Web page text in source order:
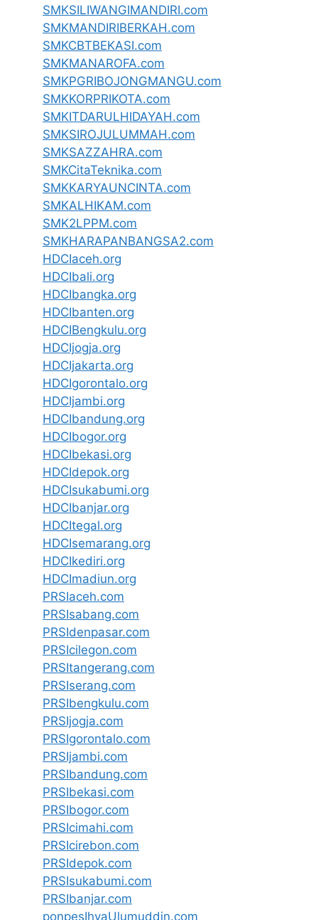
SMKSILIWANGIMANDIRI.com
SMKMANDIRIBERKAH.com
SMKCBTBEKASI.com
SMKMANAROFA.com
SMKPGRIBOJONGMANGU.com
SMKKORPRIKOTA.com
SMKITDARULHIDAYAH.com
SMKSIROJULUMMAH.com
SMKSAZZAHRA.com
SMKCitaTeknika.com
SMKKARYAUNCINTA.com
SMKALHIKAM.com
SMK2LPPM.com
SMKHARAPANBANGSA2.com
HDCIaceh.org
HDCIbali.org
HDCIbangka.org
HDCIbanten.org
HDCIBengkulu.org
HDCIjogja.org
HDCIjakarta.org
HDCIgorontalo.org
HDCIjambi.org
HDCIbandung.org
HDCIbogor.org
HDCIbekasi.org
HDCIdepok.org
HDCIsukabumi.org
HDCIbanjar.org
HDCItegal.org
HDCIsemarang.org
HDCIkediri.org
HDCImadiun.org
PRSIaceh.com
PRSIsabang.com
PRSIdenpasar.com
PRSIcilegon.com
PRSItangerang.com
PRSIserang.com
PRSIbengkulu.com
PRSIjogja.com
PRSIgorontalo.com
PRSIjambi.com
PRSIbandung.com
PRSIbekasi.com
PRSIbogor.com
PRSIcimahi.com
PRSIcirebon.com
PRSIdepok.com
PRSIsukabumi.com
PRSIbanjar.com
ponpesIhyaUlumuddin.com